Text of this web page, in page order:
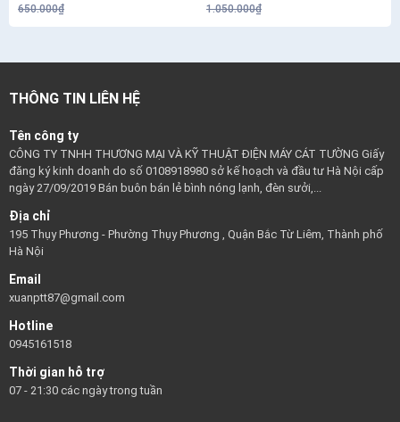
650.000₫ 1.050.000₫
THÔNG TIN LIÊN HỆ
Tên công ty
CÔNG TY TNHH THƯƠNG MẠI VÀ KỸ THUẬT ĐIỆN MÁY CÁT TƯỜNG Giấy
đăng ký kinh doanh do số 0108918980 sở kế hoạch và đầu tư Hà Nội cấp
ngày 27/09/2019 Bán buôn bán lẻ bình nóng lạnh, đèn sưởi,...
Địa chỉ
195 Thụy Phương - Phường Thụy Phương , Quận Bắc Từ Liêm, Thành phố
Hà Nội
Email
xuanptt87@gmail.com
Hotline
0945161518
Thời gian hỗ trợ
07 - 21:30 các ngày trong tuần